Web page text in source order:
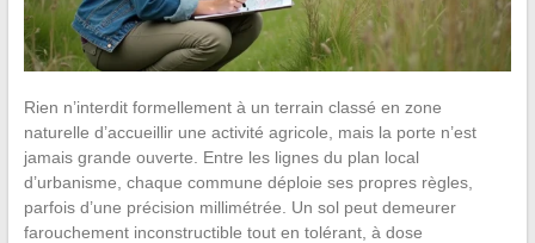
Rien n’interdit formellement à un terrain classé en zone
naturelle d’accueillir une activité agricole, mais la porte n’est
jamais grande ouverte. Entre les lignes du plan local
d’urbanisme, chaque commune déploie ses propres règles,
parfois d’une précision millimétrée. Un sol peut demeurer
farouchement inconstructible tout en tolérant, à dose